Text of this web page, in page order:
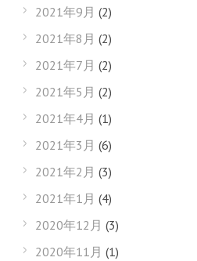
2021年9月 (2)
2021年8月 (2)
2021年7月 (2)
2021年5月 (2)
2021年4月 (1)
2021年3月 (6)
2021年2月 (3)
2021年1月 (4)
2020年12月 (3)
2020年11月 (1)